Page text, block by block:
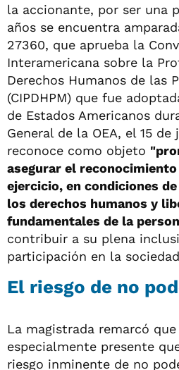
la accionante, por ser una
años se encuentra
27360, que aprueba la
Interamericana sobre la
Derechos Humanos de las
(CIPDHPM) que fue
de Estados Americanos
General de la OEA, el 15 de
reconoce como objeto
asegurar el
ejercicio, en condiciones
los derechos humanos y
fundamentales de la
contribuir a su plena
participación en la
El riesgo de no
La magistrada remarcó
especialmente presente
riesgo inminente de no